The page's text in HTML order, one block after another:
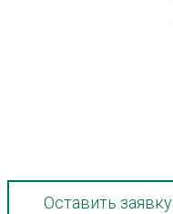
Оставить заявку